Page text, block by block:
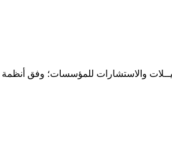
والاستشارات للمؤسسات؛ وفق